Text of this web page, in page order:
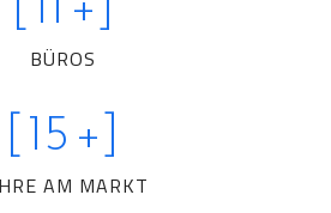
11 +]
BÜROS
15 +]
AM MARKT